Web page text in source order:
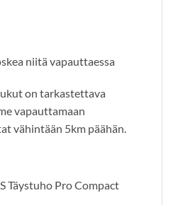
niitä vapauttaessa
on tarkastettava
vapauttamaan
vähintään 5km päähän.
Täystuho Pro Compact